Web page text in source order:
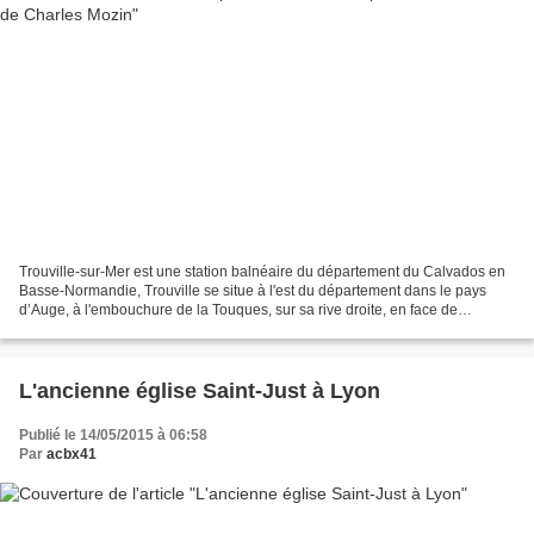
Trouville-sur-Mer est une station balnéaire du département du Calvados en
Basse-Normandie, Trouville se situe à l'est du département dans le pays
d’Auge, à l'embouchure de la Touques, sur sa rive droite, en face de
L'ancienne église Saint-Just à Lyon
Publié le 14/05/2015 à 06:58
Par acbx41